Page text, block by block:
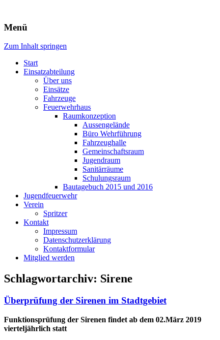
Freiwillige Feuerwehr Rodheim
v.d.H.
Menü
Zum Inhalt springen
Start
Einsatzabteilung
Über uns
Einsätze
Fahrzeuge
Feuerwehrhaus
Raumkonzeption
Aussengelände
Büro Wehrführung
Fahrzeughalle
Gemeinschaftsraum
Jugendraum
Sanitärräume
Schulungsraum
Bautagebuch 2015 und 2016
Jugendfeuerwehr
Verein
Spritzer
Kontakt
Impressum
Datenschutzerklärung
Kontaktformular
Mitglied werden
Schlagwortarchiv: Sirene
Überprüfung der Sirenen im Stadtgebiet
Funktionsprüfung der Sirenen findet ab dem 02.März 2019
vierteljährlich statt